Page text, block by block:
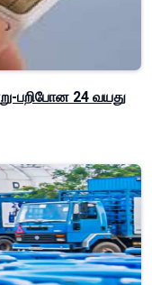
பறிபோன 24 வயது